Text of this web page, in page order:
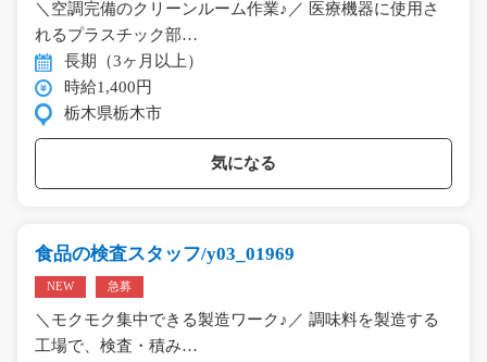
＼空調完備のクリーンルーム作業♪／ 医療機器に使用さ
れるプラスチック部…
長期（3ヶ月以上）
時給1,400円
栃木県栃木市
気になる
食品の検査スタッフ/y03_01969
NEW 急募
＼モクモク集中できる製造ワーク♪／ 調味料を製造する
工場で、検査・積み…